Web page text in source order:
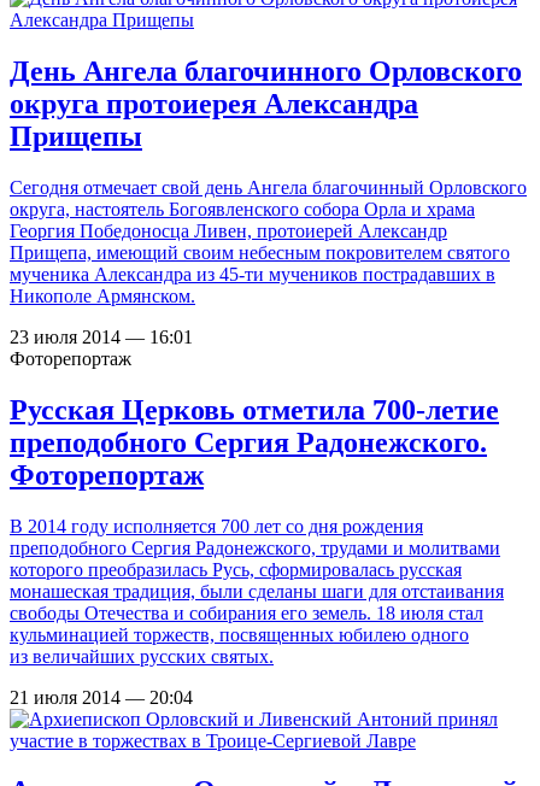
День Ангела благочинного Орловского
округа протоиерея Александра
Прищепы
Сегодня отмечает свой день Ангела благочинный Орловского
округа, настоятель Богоявленского собора Орла и храма
Георгия Победоносца Ливен, протоиерей Александр
Прищепа, имеющий своим небесным покровителем святого
мученика Александра из 45-ти мучеников пострадавших в
Никополе Армянском.
23 июля 2014 — 16:01
Фоторепортаж
Русская Церковь отметила 700-летие
преподобного Сергия Радонежского.
Фоторепортаж
В 2014 году исполняется 700 лет со дня рождения
преподобного Сергия Радонежского, трудами и молитвами
которого преобразилась Русь, сформировалась русская
монашеская традиция, были сделаны шаги для отстаивания
свободы Отечества и собирания его земель. 18 июля стал
кульминацией торжеств, посвященных юбилею одного
из величайших русских святых.
21 июля 2014 — 20:04